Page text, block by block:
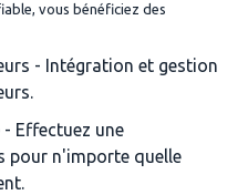
vous bénéficiez des
- Intégration et gestion
- Effectuez une
pour n'importe quelle